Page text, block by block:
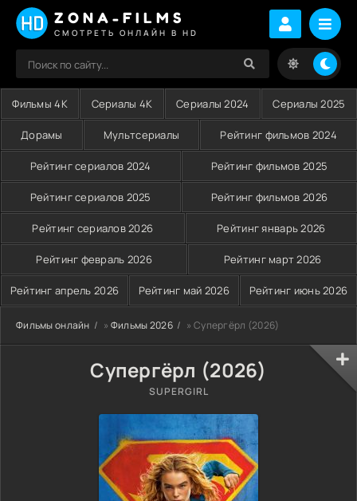
ZONA-FILMS
СМОТРЕТЬ ОНЛАЙН В HD
Фильмы 4K Сериалы 4K Сериалы 2024 Сериалы 2025
Дорамы Мультсериалы Рейтинг фильмов 2024
Рейтинг сериалов 2024 Рейтинг фильмов 2025
Рейтинг сериалов 2025 Рейтинг фильмов 2026
Рейтинг сериалов 2026 Рейтинг январь 2026
Рейтинг февраль 2026 Рейтинг март 2026
Рейтинг апрель 2026 Рейтинг май 2026 Рейтинг июнь 2026
Фильмы онлайн » Фильмы 2026 » Супергёрл (2026)
Супергёрл (2026)
SUPERGIRL